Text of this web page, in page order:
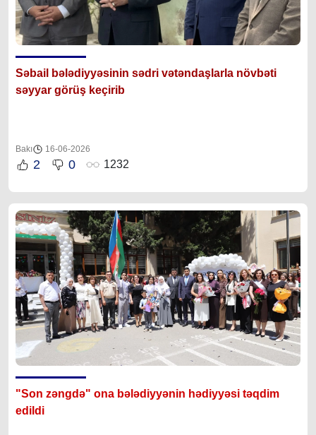
Səbail bələdiyyəsinin sədri vətəndaşlarla növbəti
səyyar görüş keçirib
Bakı 16-06-2026
2 0 1232
"Son zəngdə" ona bələdiyyənin hədiyyəsi təqdim
edildi